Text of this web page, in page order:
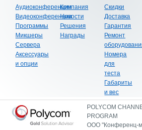
Аудиоконференции
Видеоконференции
Программы
Микшеры
Сервера
Аксессуары
и опции
Компания
Новости
Решения
Награды
Скидки
Доставка
Гарантия
Ремонт
Номера
для
теста
Габариты
и вес
POLYCOM
PROGRAM
ООО "Конференц-